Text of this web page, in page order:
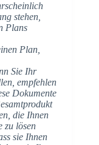
stehen,
Plans
Plan,
Sie Ihr
empfehlen
Dokumente
die Ihnen
zu lösen
sie Ihnen